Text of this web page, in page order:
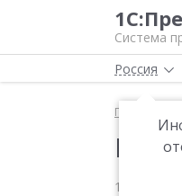
Система
Россия
Главная
Как
1 марта